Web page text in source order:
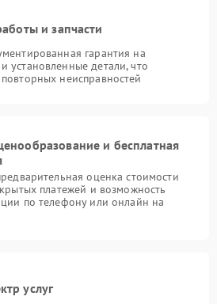
и запчасти
гарантия на
установленные детали, что
неисправностей
и бесплатная
оценка стоимости
платежей и возможность
по телефону или онлайн на
услуг